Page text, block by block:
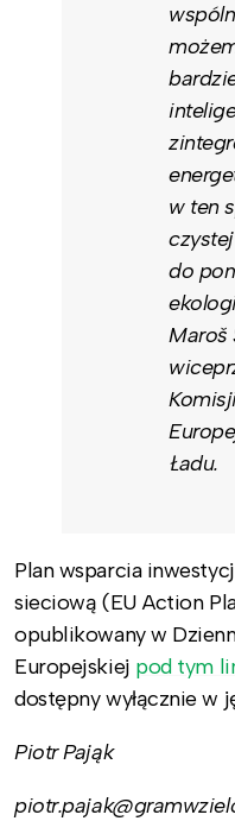
w ten
do
Maroš
Ładu.
Plan wsparcia
sieciową (EU Action
opublikowany w
Europejskiej pod tym
dostępny wyłącznie w
Piotr Pająk